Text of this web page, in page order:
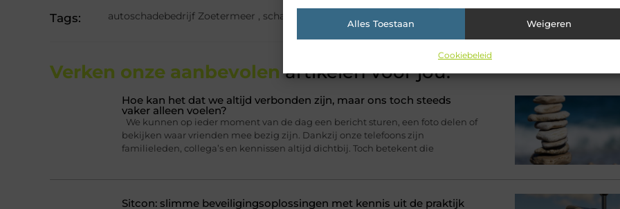
Alles Toestaan Weigeren
Cookiebeleid
Tags: autoschadebedrijf Zoetermeer , schadeherstelbedrijf Bleiswijk
Verken onze aanbevolenartikelen voor jou.
Hoe kan het dat we altijd verbonden zijn, maar ons toch steeds
vaker alleen voelen?
We kunnen op ieder moment van de dag een bericht sturen, een foto delen of
bekijken waar vrienden mee bezig zijn. Dankzij onze telefoons zijn
familieleden, collega’s en kennissen altijd dichtbij. Toch betekent die
Sitcon: slimme beveiligingsoplossingen met kennis uit de praktijk